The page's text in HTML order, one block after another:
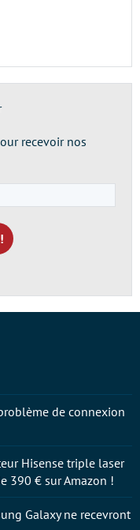
recevoir nos
de connexion
Hisense triple laser
390 € sur Amazon !
Galaxy ne recevront